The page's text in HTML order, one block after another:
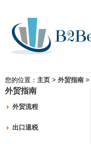
您的位置： 主页 > 外贸指南 >
外贸指南
外贸流程
出口退税